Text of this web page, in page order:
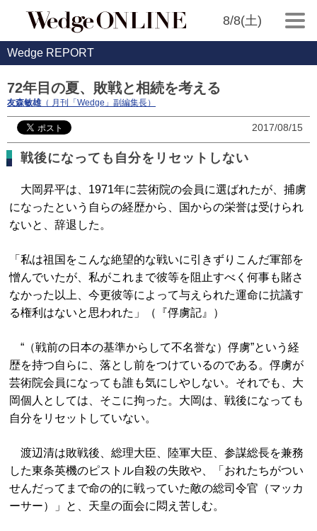
8/8(土)
Wedge REPORT
72年目の夏、敗戦と相続を考える
友森敏雄（ 月刊「Wedge」副編集長）
2017/08/15
戦後になっても自分をリセットしない
大岡昇平は、1971年に芸術院の会員に選ばれたが、捕虜
になったという自らの経歴から、国からの栄誉は受けられ
ないと、辞退した。
「私は祖国をこんな絶望的な戦いに引きずりこんだ軍部を
憎んでいたが、私がこれまで彼等を阻止すべく何事も賭さ
なかった以上、今更彼等によって与えられた運命に抗議す
る権利はないと思われた」（『俘虜記』）
“（戦前の日本の基準からして不名誉な）俘虜”という経
歴を持つ自らに、落とし前をつけているのである。俘虜が
芸術院会員になっても誰も気にしやしない。それでも、大
岡個人としては、そこに拘った。大岡は、戦後になっても
自分をリセットしていない。
渡辺清は敗戦後、総理大臣、陸軍大臣、参謀総長を兼務
した東条英機のピストル自殺の失敗や、「おれたちがつい
せんだってまで命の的に戦っていた敵の総司令官（マッカ
ーサー）」と、天皇の面会に悶え苦しむ。